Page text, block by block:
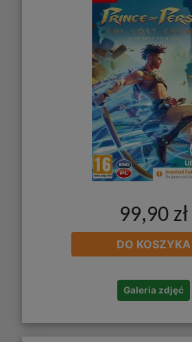
99,90 zł
DO KOSZYKA
Galeria zdjęć